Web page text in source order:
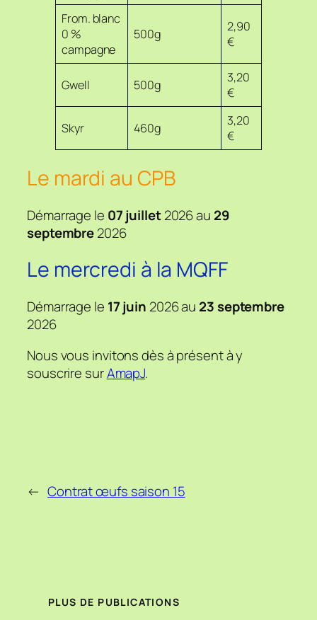
From. blanc
0 %
campagne
500g
2,90
€
Gwell 500g
3,20
€
Skyr 460g
3,20
€
Le mardi au CPB
Démarrage le 07 juillet2026 au 29
septembre2026
Le mercredi à la MQFF
Démarrage le 17 juin 2026 au 23 septembre
2026
Nous vous invitons dès à présent à y
souscrire surAmapJ.
← Contrat œufs saison 15
PLUS DE PUBLICATIONS